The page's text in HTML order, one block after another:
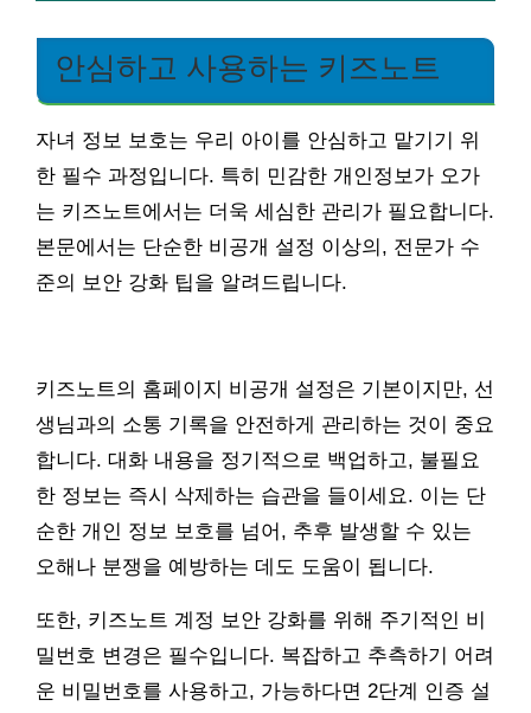
안심하고 사용하는 키즈노트
자녀 정보 보호는 우리 아이를 안심하고 맡기기 위
한 필수 과정입니다. 특히 민감한 개인정보가 오가
는 키즈노트에서는 더욱 세심한 관리가 필요합니다.
본문에서는 단순한 비공개 설정 이상의, 전문가 수
준의 보안 강화 팁을 알려드립니다.
키즈노트의 홈페이지 비공개 설정은 기본이지만, 선
생님과의 소통 기록을 안전하게 관리하는 것이 중요
합니다. 대화 내용을 정기적으로 백업하고, 불필요
한 정보는 즉시 삭제하는 습관을 들이세요. 이는 단
순한 개인 정보 보호를 넘어, 추후 발생할 수 있는
오해나 분쟁을 예방하는 데도 도움이 됩니다.
또한, 키즈노트 계정 보안 강화를 위해 주기적인 비
밀번호 변경은 필수입니다. 복잡하고 추측하기 어려
운 비밀번호를 사용하고, 가능하다면 2단계 인증 설